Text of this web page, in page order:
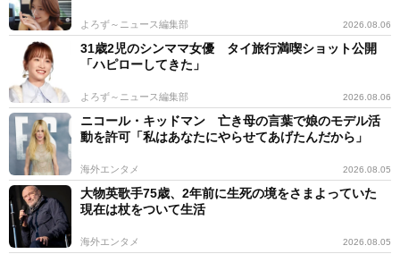
よろず～ニュース編集部 2026.08.06
31歳2児のシンママ女優 タイ旅行満喫ショット公開
「ハピローしてきた」
よろず～ニュース編集部 2026.08.06
ニコール・キッドマン 亡き母の言葉で娘のモデル活
動を許可「私はあなたにやらせてあげたんだから」
海外エンタメ 2026.08.05
大物英歌手75歳、2年前に生死の境をさまよっていた
現在は杖をついて生活
海外エンタメ 2026.08.05